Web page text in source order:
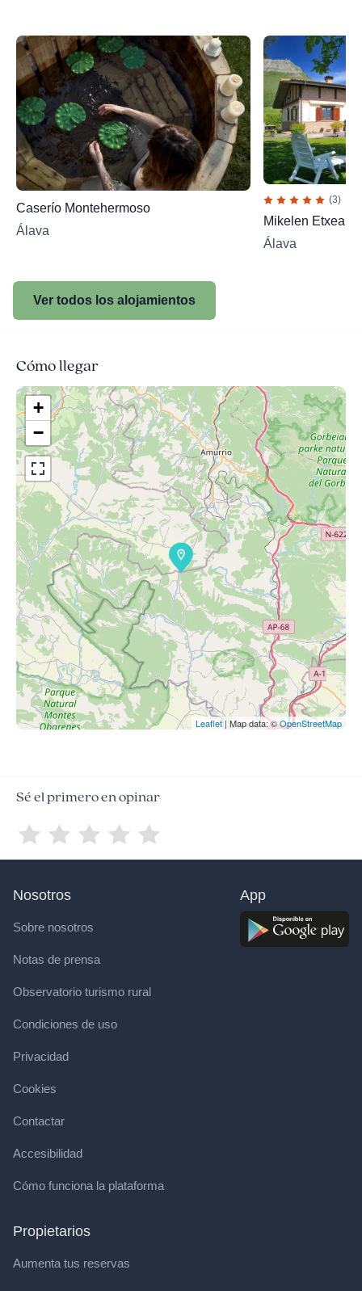
Caserío Montehermoso
Álava
(3)
Mikelen Etxea
Álava
Ver todos los alojamientos
Cómo llegar
+
−
Leaflet | Map data: ©OpenStreetMap
Sé el primero en opinar
Nosotros
Sobre nosotros
Notas de prensa
Observatorio turismo rural
Condiciones de uso
Privacidad
Cookies
Contactar
Accesibilidad
Cómo funciona la plataforma
Propietarios
Aumenta tus reservas
App